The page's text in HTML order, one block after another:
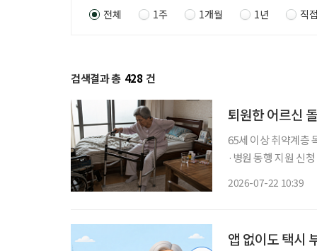
전체 1주 1개월 1년 직
검색결과 총 428 건
퇴원한 어르신
65세 이상 취약계층
·병원 동행 지원 신청
2026-07-22 10:39
앱 없이도 택시